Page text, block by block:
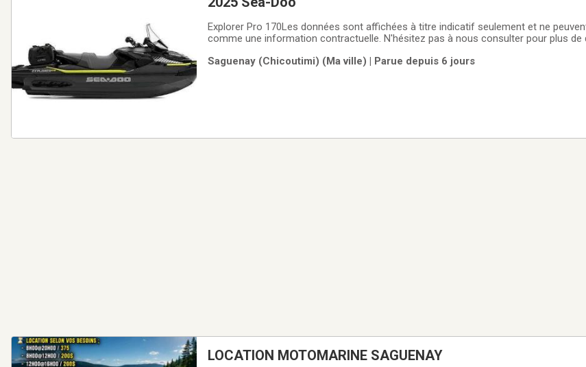
Explorer Pro 170Les données sont affichées à titre indicatif seulement et ne
comme une information contractuelle. N'hésitez pas à nous consulter pour plus de
Saguenay (Chicoutimi) (Ma ville) | Parue depuis 6 jours
LOCATION MOTOMARINE SAGUENAY